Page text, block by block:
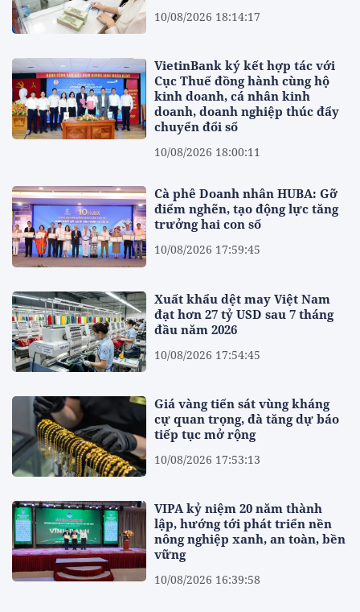
10/08/2026 18:14:17
VietinBank ký kết hợp tác với
Cục Thuế đồng hành cùng hộ
kinh doanh, cá nhân kinh
doanh, doanh nghiệp thúc đẩy
chuyển đổi số
10/08/2026 18:00:11
Cà phê Doanh nhân HUBA: Gỡ
điểm nghẽn, tạo động lực tăng
trưởng hai con số
10/08/2026 17:59:45
Xuất khẩu dệt may Việt Nam
đạt hơn 27 tỷ USD sau 7 tháng
đầu năm 2026
10/08/2026 17:54:45
Giá vàng tiến sát vùng kháng
cự quan trọng, đà tăng dự báo
tiếp tục mở rộng
10/08/2026 17:53:13
VIPA kỷ niệm 20 năm thành
lập, hướng tới phát triển nền
nông nghiệp xanh, an toàn, bền
vững
10/08/2026 16:39:58